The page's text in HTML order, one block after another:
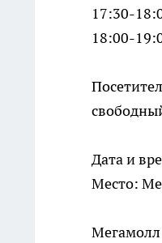
17:30-
18:00-
Дата и
Место: